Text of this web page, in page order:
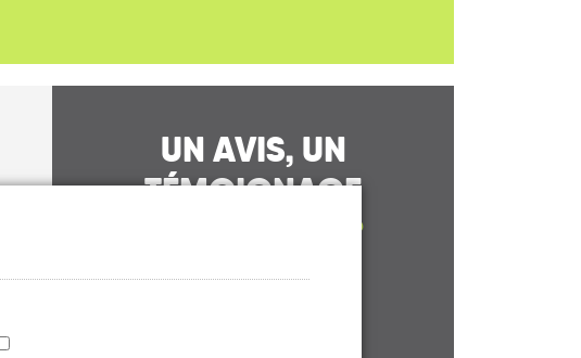
UN AVIS, UN
TÉMOIGNAGE
À PARTAGER ?